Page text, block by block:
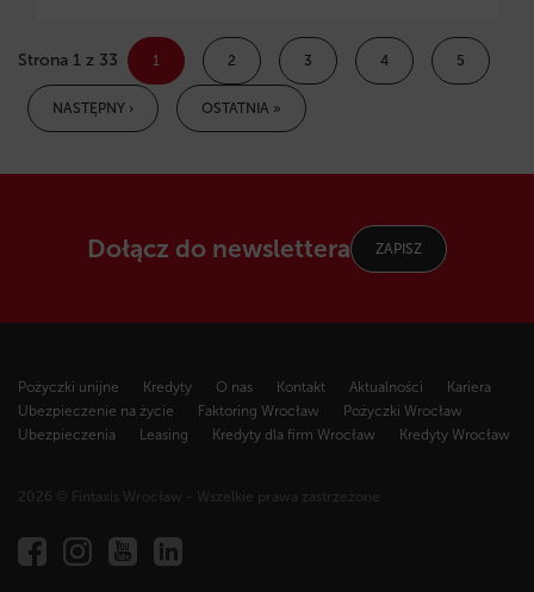
Strona 1 z 33 1 2 3 4 5
NASTĘPNY › OSTATNIA »
Dołącz do newslettera ZAPISZ
Pożyczki unijne Kredyty O nas Kontakt Aktualności
Kariera
Ubezpieczenie na życie
Faktoring Wrocław
Pożyczki Wrocław
Ubezpieczenia
Leasing Kredyty dla firm Wrocław Kredyty Wrocław
2026 © Fintaxis Wrocław - Wszelkie prawa zastrzeżone